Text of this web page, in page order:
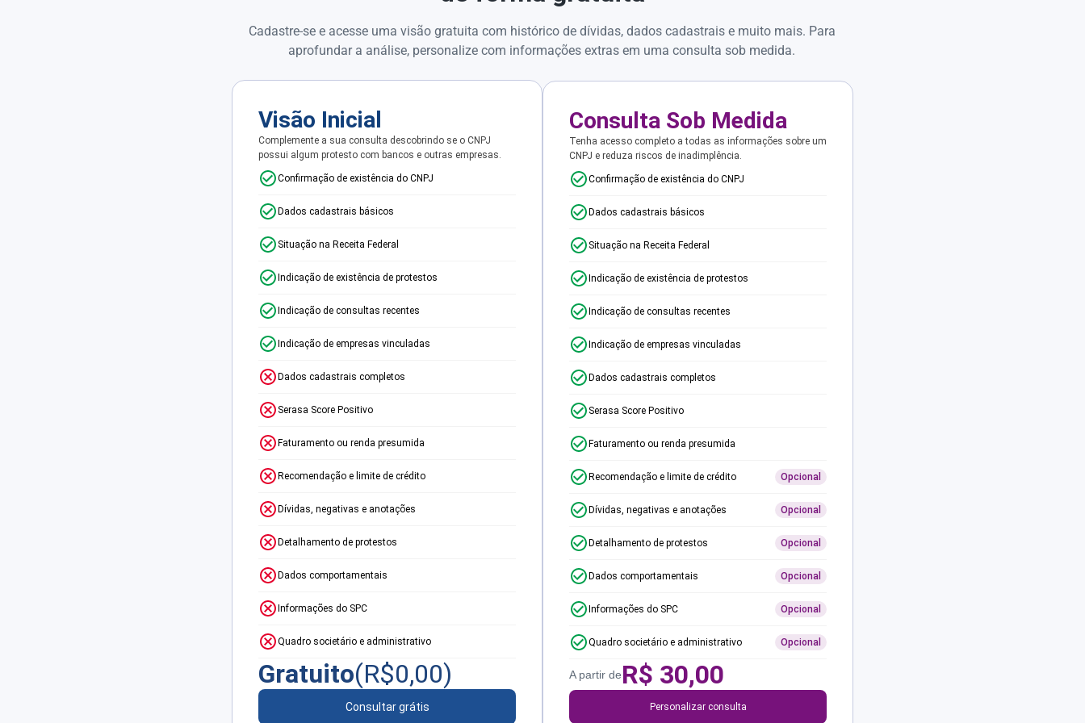
Cadastre-se e acesse uma visão gratuita com histórico de dívidas, dados cadastrais e muito mais. Para
aprofundar a análise, personalize com informações extras em uma consulta sob medida.
Visão Inicial
Complemente a sua consulta descobrindo se o CNPJ
possui algum protesto com bancos e outras empresas.
Confirmação de existência do CNPJ
Dados cadastrais básicos
Situação na Receita Federal
Indicação de existência de protestos
Indicação de consultas recentes
Indicação de empresas vinculadas
Dados cadastrais completos
Serasa Score Positivo
Faturamento ou renda presumida
Recomendação e limite de crédito
Dívidas, negativas e anotações
Detalhamento de protestos
Dados comportamentais
Informações do SPC
Quadro societário e administrativo
Gratuito(R$0,00)
Consultar grátis
Consulta Sob Medida
Tenha acesso completo a todas as informações sobre um
CNPJ e reduza riscos de inadimplência.
Confirmação de existência do CNPJ
Dados cadastrais básicos
Situação na Receita Federal
Indicação de existência de protestos
Indicação de consultas recentes
Indicação de empresas vinculadas
Dados cadastrais completos
Serasa Score Positivo
Faturamento ou renda presumida
Recomendação e limite de crédito Opcional
Dívidas, negativas e anotações Opcional
Detalhamento de protestos Opcional
Dados comportamentais Opcional
Informações do SPC Opcional
Quadro societário e administrativo Opcional
A partir deR$ 30,00
Personalizar consulta